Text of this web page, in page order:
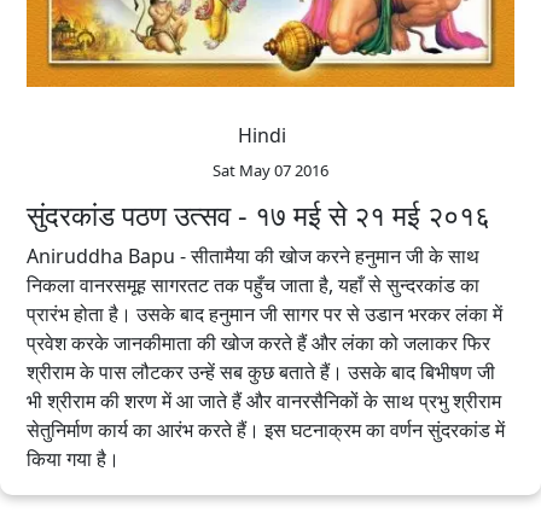
Hindi
Sat May 07 2016
सुंदरकांड पठण उत्सव - १७ मई से २१ मई २०१६
Aniruddha Bapu - सीतामैया की खोज करने हनुमान जी के साथ
निकला वानरसमूह सागरतट तक पहुँच जाता है, यहाँ से सुन्दरकांड का
प्रारंभ होता है। उसके बाद हनुमान जी सागर पर से उडान भरकर लंका में
प्रवेश करके जानकीमाता की खोज करते हैं और लंका को जलाकर फिर
श्रीराम के पास लौटकर उन्हें सब कुछ बताते हैं। उसके बाद बिभीषण जी
भी श्रीराम की शरण में आ जाते हैं और वानरसैनिकों के साथ प्रभु श्रीराम
सेतुनिर्माण कार्य का आरंभ करते हैं। इस घटनाक्रम का वर्णन सुंदरकांड में
किया गया है।